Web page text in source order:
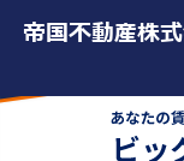
帝国不動産株